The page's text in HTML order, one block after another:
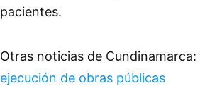
pacientes.
Otras noticias de Cundinamarca:
ejecución de obras públicas